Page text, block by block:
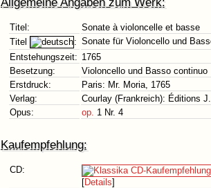
Titel:
Sonate à violoncelle et basse
Titel
: Sonate für Violoncello und
Entstehungszeit: 1765
Besetzung:
Violoncello und Basso continuo
Erstdruck:
Paris: Mr. Moria, 1765
Verlag:
Courlay (Frankreich): Éditions
Opus:
op. 1 Nr. 4
Kaufempfehlung:
CD:
[Details]